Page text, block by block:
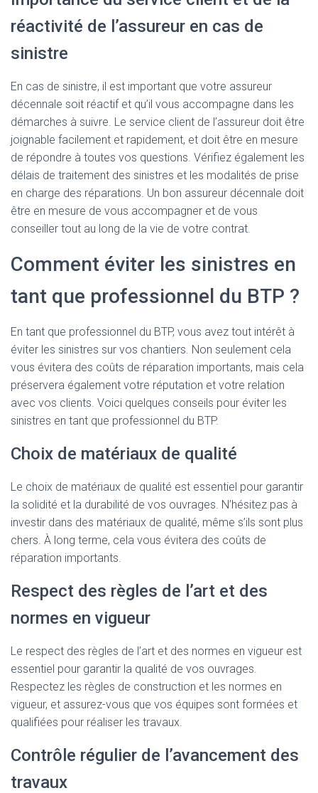
réactivité de l’assureur en cas de
sinistre
En cas de sinistre, il est important que votre assureur
décennale soit réactif et qu’il vous accompagne dans les
démarches à suivre. Le service client de l’assureur doit être
joignable facilement et rapidement, et doit être en mesure
de répondre à toutes vos questions. Vérifiez également les
délais de traitement des sinistres et les modalités de prise
en charge des réparations. Un bon assureur décennale doit
être en mesure de vous accompagner et de vous
conseiller tout au long de la vie de votre contrat.
Comment éviter les sinistres en
tant que professionnel du BTP ?
En tant que professionnel du BTP, vous avez tout intérêt à
éviter les sinistres sur vos chantiers. Non seulement cela
vous évitera des coûts de réparation importants, mais cela
préservera également votre réputation et votre relation
avec vos clients. Voici quelques conseils pour éviter les
sinistres en tant que professionnel du BTP.
Choix de matériaux de qualité
Le choix de matériaux de qualité est essentiel pour garantir
la solidité et la durabilité de vos ouvrages. N’hésitez pas à
investir dans des matériaux de qualité, même s’ils sont plus
chers. À long terme, cela vous évitera des coûts de
réparation importants.
Respect des règles de l’art et des
normes en vigueur
Le respect des règles de l’art et des normes en vigueur est
essentiel pour garantir la qualité de vos ouvrages.
Respectez les règles de construction et les normes en
vigueur, et assurez-vous que vos équipes sont formées et
qualifiées pour réaliser les travaux.
Contrôle régulier de l’avancement des
travaux